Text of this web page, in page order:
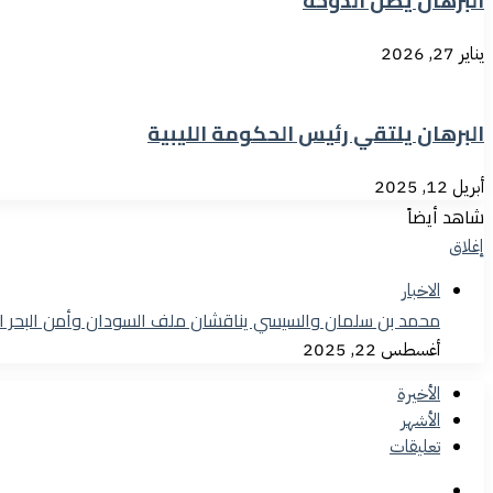
يناير 27, 2026
البرهان يلتقي رئيس الحكومة الليبية
أبريل 12, 2025
شاهد أيضاً
إغلاق
الاخبار
محمد بن سلمان والسيسي يناقشان ملف السودان وأمن البحر
أغسطس 22, 2025
الأخيرة
الأشهر
تعليقات